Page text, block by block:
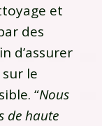
et
des
d’assurer
le
“Nous
de haute